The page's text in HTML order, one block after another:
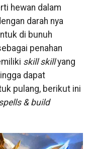
hewan dalam
darah nya
di bunuh
penahan
skill skillyang
dapat
pulang, berikut ini
& build